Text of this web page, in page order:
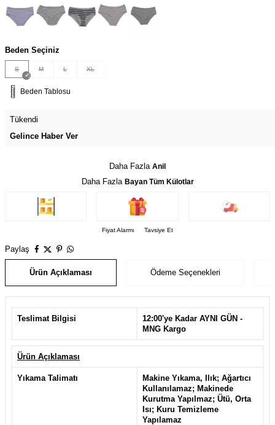
Beden Seçiniz
S M L XL
Beden Tablosu
Tükendi
Gelince Haber Ver
Daha Fazla Anil
Daha Fazla Bayan Tüm Külotlar
Fiyat Alarmı Tavsiye Et
Paylaş
Ürün Açıklaması Ödeme Seçenekleri
Teslimat Bilgisi
12:00'ye Kadar AYNI GÜN -
MNG Kargo
Ürün Açıklaması
Yıkama Talimatı
Makine Yıkama, Ilık; Ağartıcı
Kullanılamaz; Makinede
Kurutma Yapılmaz; Ütü, Orta
Isı; Kuru Temizleme
Yapılamaz